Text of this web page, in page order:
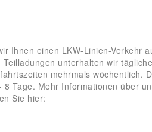
Ihnen einen LKW-Linien-Verkehr
unterhalten wir
mehrmals wöchentlich.
Tage. Mehr Informationen über
Sie hier: